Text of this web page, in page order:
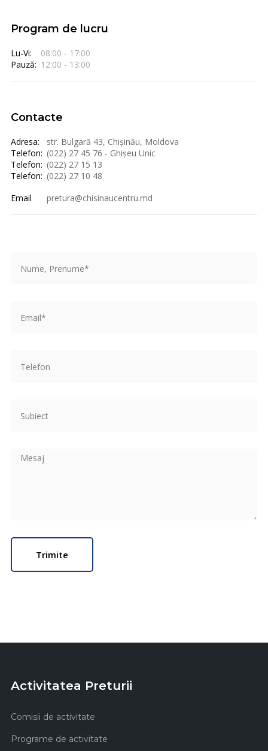
Program de lucru
Lu-Vi:
08:00 - 17:00
Pauză: 12:00 - 13:00
Contacte
Adresa:
str. Bulgară 43, Chișinău, Moldova
Telefon: (022) 27 45 76 - Ghișeu Unic
Telefon: (022) 27 15 13
Telefon: (022) 27 10 48
Email
pretura@chisinaucentru.md
Activitatea Preturii
Comisii de activitate
Programe de activitate